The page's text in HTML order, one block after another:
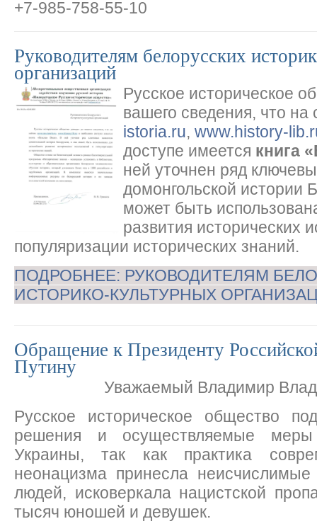
+7-985-758-55-10
Руководителям белорусских
организаций
Русское историческое
вашего сведения, что на
istoria.ru, www.history-
доступе имеется книга
ней уточнен ряд
домонгольской истории
может быть
развития исторических
популяризации исторических знаний.
ПОДРОБНЕЕ: РУКОВОДИТЕЛЯМ
ИСТОРИКО-КУЛЬТУРНЫХ
Обращение к Президенту
Путину
Уважаемый Владимир
Русское историческое общество
решения и осуществляемые
Украины, так как практика
неонацизма принесла
людей, исковеркала нацистской
тысяч юношей и девушек.